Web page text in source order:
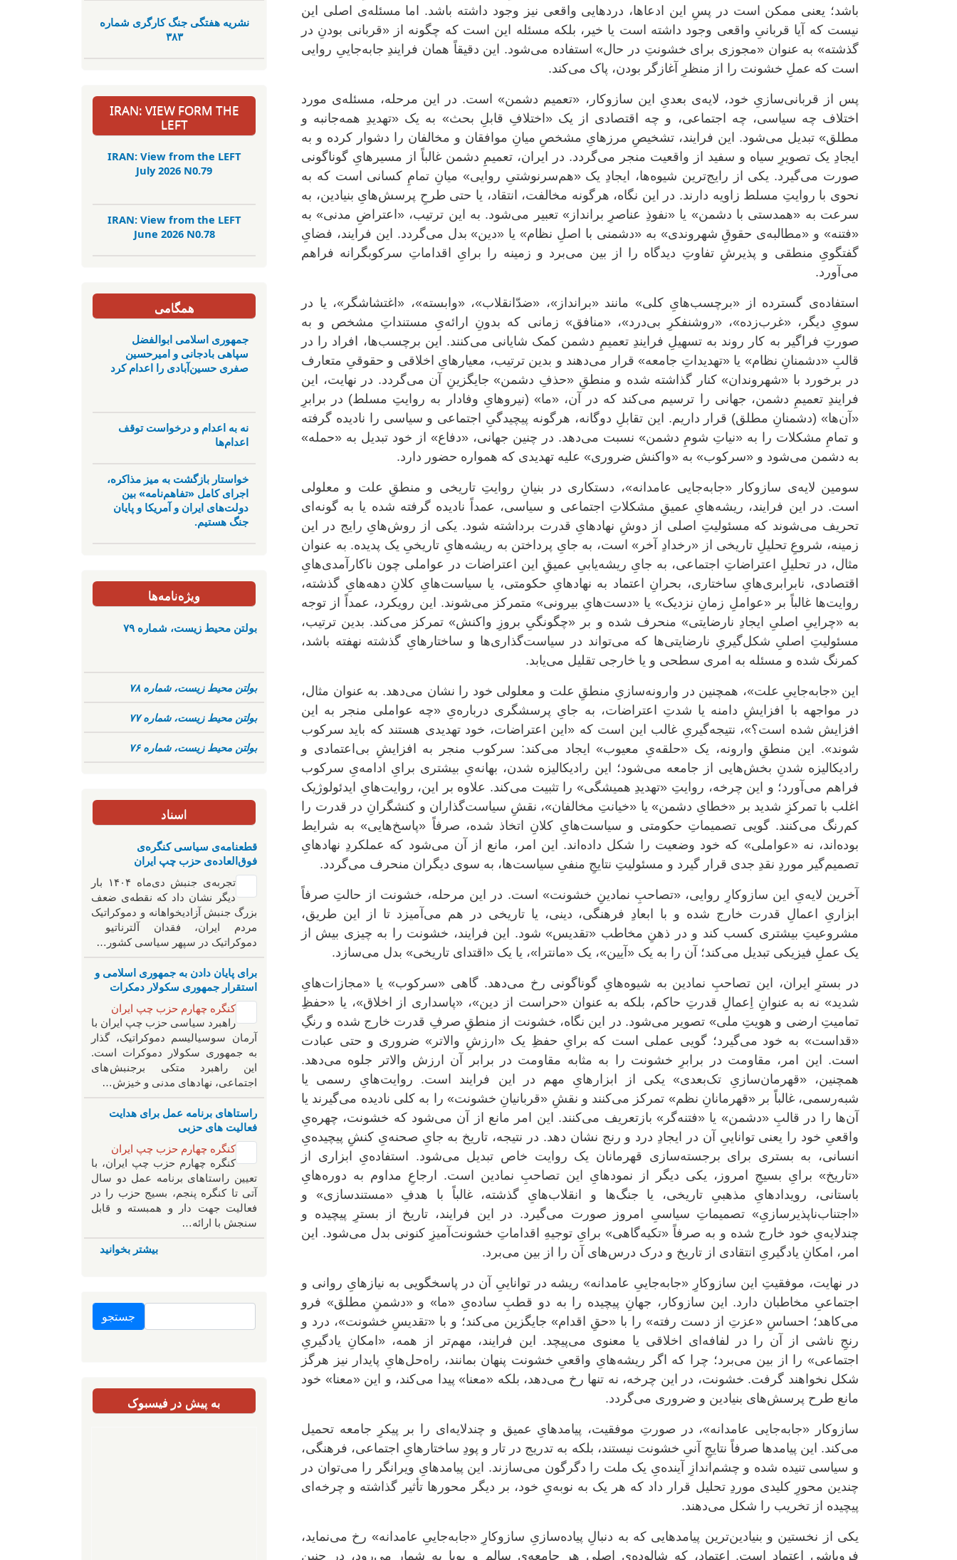
باشد؛ یعنی ممکن است در پسِ این ادعاها، دردهایی واقعی نیز وجود داشته باشد. اما مسئله‌ی اصلی این
نیست که آیا قربانیِ واقعی وجود داشته است یا خیر، بلکه مسئله این است که چگونه از «قربانی بودنِ در
گذشته» به عنوان «مجوزی برای خشونتِ در حال» استفاده می‌شود. این دقیقاً همان فرایندِ جابه‌جاییِ روایی
است که عملِ خشونت را از منظرِ آغازگر بودن، پاک می‌کند.
پس از قربانی‌سازیِ خود، لایه‌ی بعدیِ این سازوکار، «تعمیم دشمن» است. در این مرحله، مسئله‌ی مورد
اختلاف چه سیاسی، چه اجتماعی، و چه اقتصادی از یک «اختلافِ قابلِ بحث» به یک «تهدیدِ همه‌جانبه و
مطلق» تبدیل می‌شود. این فرایند، تشخیصِ مرزهایِ مشخصِ میانِ موافقان و مخالفان را دشوار کرده و به
ایجادِ یک تصویرِ سیاه و سفید از واقعیت منجر می‌گردد. در ایران، تعمیمِ دشمن غالباً از مسیرهایِ گوناگونی
صورت می‌گیرد. یکی از رایج‌ترین شیوه‌ها، ایجادِ یک «هم‌سرنوشتیِ روایی» میانِ تمامِ کسانی است که به
نحوی با روایتِ مسلط زاویه دارند. در این نگاه، هرگونه مخالفت، انتقاد، یا حتی طرحِ پرسش‌هایِ بنیادین، به
سرعت به «همدستی با دشمن» یا «نفوذِ عناصرِ برانداز» تعبیر می‌شود. به این ترتیب، «اعتراضِ مدنی» به
«فتنه» و «مطالبه‌ی حقوقِ شهروندی» به «دشمنی با اصلِ نظام» یا «دین» بدل می‌گردد. این فرایند، فضایِ
گفتگویِ منطقی و پذیرشِ تفاوتِ دیدگاه را از بین می‌برد و زمینه را برایِ اقداماتِ سرکوبگرانه فراهم
می‌آورد.
استفاده‌ی گسترده از «برچسب‌هایِ کلی» مانند «برانداز»، «ضدّانقلاب»، «وابسته»، «اغتشاشگر»، یا در
سویِ دیگر، «غرب‌زده»، «روشنفکرِ بی‌درد»، «منافق» زمانی که بدونِ ارائه‌یِ مستنداتِ مشخص و به
صورتِ فراگیر به کار روند به تسهیلِ فرایندِ تعمیمِ دشمن کمک شایانی می‌کنند. این برچسب‌ها، افراد را در
قالبِ «دشمنانِ نظام» یا «تهدیداتِ جامعه» قرار می‌دهند و بدین ترتیب، معیارهایِ اخلاقی و حقوقیِ متعارف
در برخورد با «شهروندان» کنار گذاشته شده و منطقِ «حذفِ دشمن» جایگزینِ آن می‌گردد. در نهایت، این
فرایندِ تعمیمِ دشمن، جهانی را ترسیم می‌کند که در آن، «ما» (نیروهایِ وفادار به روایتِ مسلط) در برابرِ
«آن‌ها» (دشمنانِ مطلق) قرار داریم. این تقابلِ دوگانه، هرگونه پیچیدگیِ اجتماعی و سیاسی را نادیده گرفته
و تمامِ مشکلات را به «نیاتِ شومِ دشمن» نسبت می‌دهد. در چنین جهانی، «دفاع» از خود تبدیل به «حمله»
به دشمن می‌شود و «سرکوب» به «واکنش ضروری» علیه تهدیدی که همواره حضور دارد.
سومین لایه‌ی سازوکار «جابه‌جایی عامدانه»، دستکاری در بنیانِ روایتِ تاریخی و منطقِ علت و معلولی
است. در این فرایند، ریشه‌هایِ عمیقِ مشکلاتِ اجتماعی و سیاسی، عمداً نادیده گرفته شده یا به گونه‌ای
تحریف می‌شوند که مسئولیتِ اصلی از دوشِ نهادهایِ قدرت برداشته شود. یکی از روش‌هایِ رایج در این
زمینه، شروعِ تحلیلِ تاریخی از «رخدادِ آخر» است، به جایِ پرداختن به ریشه‌هایِ تاریخیِ یک پدیده. به عنوان
مثال، در تحلیلِ اعتراضاتِ اجتماعی، به جایِ ریشه‌یابیِ عمیقِ این اعتراضات در عواملی چون ناکارآمدی‌هایِ
اقتصادی، نابرابری‌هایِ ساختاری، بحرانِ اعتماد به نهادهایِ حکومتی، یا سیاست‌هایِ کلانِ دهه‌هایِ گذشته،
روایت‌ها غالباً بر «عواملِ زمانِ نزدیک» یا «دست‌هایِ بیرونی» متمرکز می‌شوند. این رویکرد، عمداً از توجه
به «چراییِ اصلیِ ایجادِ نارضایتی» منحرف شده و بر «چگونگیِ بروزِ واکنش» تمرکز می‌کند. بدین ترتیب،
مسئولیتِ اصلیِ شکل‌گیریِ نارضایتی‌ها که می‌تواند در سیاست‌گذاری‌ها و ساختارهایِ گذشته نهفته باشد،
کمرنگ شده و مسئله به امری سطحی و یا خارجی تقلیل می‌یابد.
این «جابه‌جاییِ علت»، همچنین در وارونه‌سازیِ منطقِ علت و معلولی خود را نشان می‌دهد. به عنوان مثال،
در مواجهه با افزایشِ دامنه یا شدتِ اعتراضات، به جایِ پرسشگری درباره‌یِ «چه عواملی منجر به این
افزایش شده است؟»، نتیجه‌گیریِ غالب این است که «این اعتراضات، خود تهدیدی هستند که باید سرکوب
شوند». این منطقِ وارونه، یک «حلقه‌یِ معیوب» ایجاد می‌کند: سرکوب منجر به افزایشِ بی‌اعتمادی و
رادیکالیزه شدنِ بخش‌هایی از جامعه می‌شود؛ این رادیکالیزه شدن، بهانه‌یِ بیشتری برایِ ادامه‌یِ سرکوب
فراهم می‌آورد؛ و این چرخه، روایتِ «تهدیدِ همیشگی» را تثبیت می‌کند. علاوه بر این، روایت‌هایِ ایدئولوژیک
اغلب با تمرکزِ شدید بر «خطایِ دشمن» یا «خیانتِ مخالفان»، نقشِ سیاست‌گذاران و کنشگرانِ در قدرت را
کم‌رنگ می‌کنند. گویی تصمیماتِ حکومتی و سیاست‌هایِ کلانِ اتخاذ شده، صرفاً «پاسخ‌هایی» به شرایط
بوده‌اند، نه «عواملی» که خود وضعیت را شکل داده‌اند. این امر، مانع از آن می‌شود که عملکردِ نهادهایِ
تصمیم‌گیر موردِ نقدِ جدی قرار گیرد و مسئولیتِ نتایجِ منفیِ سیاست‌ها، به سوی دیگران منحرف می‌گردد.
آخرین لایه‌یِ این سازوکارِ روایی، «تصاحبِ نمادینِ خشونت» است. در این مرحله، خشونت از حالتِ صرفاً
ابزاریِ اعمالِ قدرت خارج شده و با ابعادِ فرهنگی، دینی، یا تاریخی در هم می‌آمیزد تا از این طریق،
مشروعیتِ بیشتری کسب کند و در ذهنِ مخاطب «تقدیس» شود. این فرایند، خشونت را به چیزی بیش از
یک عملِ فیزیکی تبدیل می‌کند؛ آن را به یک «آیین»، یک «مانترا»، یا یک «اقتدای تاریخی» بدل می‌سازد.
در بسترِ ایران، این تصاحبِ نمادین به شیوه‌هایِ گوناگونی رخ می‌دهد. گاهی «سرکوب» یا «مجازات‌هایِ
شدید» نه به عنوانِ اِعمالِ قدرتِ حاکم، بلکه به عنوان «حراست از دین»، «پاسداری از اخلاق»، یا «حفظِ
تمامیتِ ارضی و هویتِ ملی» تصویر می‌شود. در این نگاه، خشونت از منطقِ صرفِ قدرت خارج شده و رنگِ
«قداست» به خود می‌گیرد؛ گویی عملی است که برایِ حفظِ یک «ارزشِ والاتر» ضروری و حتی عبادت
است. این امر، مقاومت در برابرِ خشونت را به مثابه مقاومت در برابر آن ارزش والاتر جلوه می‌دهد.
همچنین، «قهرمان‌سازیِ تک‌بعدی» یکی از ابزارهایِ مهم در این فرایند است. روایت‌هایِ رسمی یا
شبه‌رسمی، غالباً بر «قهرمانانِ نظم» تمرکز می‌کنند و نقشِ «قربانیانِ خشونت» را به کلی نادیده می‌گیرند یا
آن‌ها را در قالبِ «دشمن» یا «فتنه‌گر» بازتعریف می‌کنند. این امر مانع از آن می‌شود که خشونت، چهره‌یِ
واقعیِ خود را یعنی تواناییِ آن در ایجادِ درد و رنج نشان دهد. در نتیجه، تاریخ به جایِ صحنه‌یِ کنشِ پیچیده‌یِ
انسانی، به بستری برای برجسته‌سازی قهرمانان یک روایت خاص تبدیل می‌شود. استفاده‌یِ ابزاری از
«تاریخ» برایِ بسیجِ امروز، یکی دیگر از نمودهایِ این تصاحبِ نمادین است. ارجاعِ مداوم به دوره‌هایِ
باستانی، رویدادهایِ مذهبیِ تاریخی، یا جنگ‌ها و انقلاب‌هایِ گذشته، غالباً با هدفِ «مستندسازی» و
«اجتناب‌ناپذیرسازیِ» تصمیماتِ سیاسیِ امروز صورت می‌گیرد. در این فرایند، تاریخ از بسترِ پیچیده و
چندلایه‌یِ خود خارج شده و به صرفاً «تکیه‌گاهی» برایِ توجیهِ اقداماتِ خشونت‌آمیزِ کنونی بدل می‌شود. این
امر، امکانِ یادگیریِ انتقادی از تاریخ و درک درس‌های آن را از بین می‌برد.
در نهایت، موفقیتِ این سازوکارِ «جابه‌جاییِ عامدانه» ریشه در تواناییِ آن در پاسخگویی به نیازهایِ روانی و
اجتماعیِ مخاطبان دارد. این سازوکار، جهانِ پیچیده را به دو قطبِ ساده‌یِ «ما» و «دشمنِ مطلق» فرو
می‌کاهد؛ احساسِ «عزتِ از دست رفته» را با «حقِ اقدام» جایگزین می‌کند؛ و با «تقدیسِ خشونت»، درد و
رنجِ ناشی از آن را در لفافه‌ای اخلاقی یا معنوی می‌پیچد. این فرایند، مهم‌تر از همه، «امکانِ یادگیریِ
اجتماعی» را از بین می‌برد؛ چرا که اگر ریشه‌هایِ واقعیِ خشونت پنهان بمانند، راه‌حل‌هایِ پایدار نیز هرگز
شکل نخواهند گرفت. خشونت، در این چرخه، نه تنها رخ می‌دهد، بلکه «معنا» پیدا می‌کند، و این «معنا» خود
مانع طرح پرسش‌های بنیادین و ضروری می‌گردد.
سازوکار «جابه‌جایی عامدانه»، در صورتِ موفقیت، پیامدهایِ عمیق و چندلایه‌ای را بر پیکرِ جامعه تحمیل
می‌کند. این پیامدها صرفاً نتایجِ آنیِ خشونت نیستند، بلکه به تدریج در تار و پودِ ساختارهایِ اجتماعی، فرهنگی،
و سیاسی تنیده شده و چشم‌اندازِ آینده‌یِ یک ملت را دگرگون می‌سازند. این پیامدهایِ ویرانگر را می‌توان در
چندین محورِ کلیدی موردِ تحلیل قرار داد که هر یک به نوبه‌یِ خود، بر دیگر محورها تأثیر گذاشته و چرخه‌ای
پیچیده از تخریب را شکل می‌دهند.
یکی از نخستین و بنیادین‌ترین پیامدهایی که به دنبالِ پیاده‌سازیِ سازوکارِ «جابه‌جاییِ عامدانه» رخ می‌نماید،
فروپاشیِ اعتماد است. اعتماد، که شالوده‌یِ اصلیِ هر جامعه‌یِ سالم و پویا به شمار می‌رود، در چنین
نشریە هفتگی جنگ کارگری شمارە
٣٨٣
IRAN: VIEW FORM THE
LEFT
IRAN: View from the LEFT
July 2026 N0.79
IRAN: View from the LEFT
June 2026 N0.78
همگامی
جمهوری اسلامی ابوالفضل
سپاهی بادجانی و امیرحسین
صفری حسین‌آبادی را اعدام کرد
نه به اعدام و درخواست توقف
اعدام‌ها
خواستار بازگشت به میز مذاکره،
اجرای کامل «تفاهم‌نامه» بین
دولت‌های ایران و آمریکا و پایان
جنگ هستیم.
ویژه‌نامه‌ها
بولتن محیط زیست، شماره ۷۹
بولتن محیط زیست، شماره ۷۸
بولتن محیط زیست، شماره ۷۷
بولتن محیط زیست، شماره ۷۶
اسناد
قطعنامه‌ی سیاسی کنگره‌ی
فوق‌العاده‌ی حزب چپ ایران
تجربه‌ی جنبش دی‌ماه ۱۴۰۴ بار
دیگر نشان داد که نقطه‌ی ضعف
بزرگ جنبش آزادیخواهانه و دموکراتیک
مردم ایران، فقدان آلترناتیو
دموکراتیک در سپهر سیاسی کشور…
برای پایان دادن به جمهوری اسلامی و
استقرار جمهوری سکولار دمکرات
کنگره چهارم حزب چپ ایران
راهبرد سياسی حزب چپ ایران با
آرمان سوسیالیسم دموکراتیک، گذار
به جمهوری سکولار دموکرات است.
این راهبرد متکی برجنبش های
اجتماعی، نهادهای مدنی و خیزش‌…
راستاهای برنامه عمل برای هدایت
فعالیت های حزبی
کنگره چهارم حزب چپ ایران
کنگره چهارم حزب چپ ایران، با
تعیین راستاهای برنامه عمل دو سال
آتی تا کنگره پنجم، بسیج حزب را در
فعالیت جهت دار و همبسته و قابل
سنجش با ارائه…
بیشتر بخوانید
جستجو
به پیش در فیسبوک